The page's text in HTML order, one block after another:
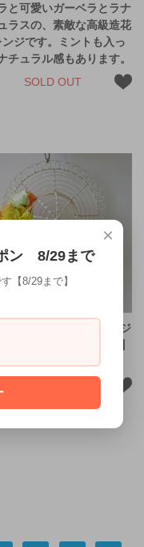
と可愛いガーベラとラナ
ラスの、素敵な高級造花
ンジです。ミントも入っ
チュラル感もあります。
SOLD OUT
アートフラワーアレンジ
【ワイヤーハット・白】
に小さなオシャレを。
×
ン 8/29まで
【8/29まで】